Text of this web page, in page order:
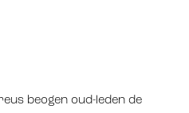
beogen oud-leden de